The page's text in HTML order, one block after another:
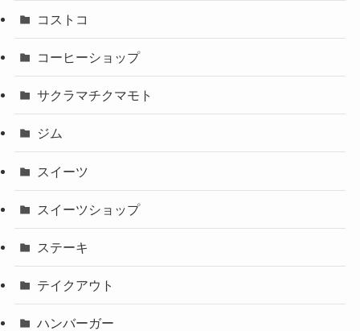
コストコ
コーヒーショップ
サクラマチクマモト
ジム
スイーツ
スイーツショップ
ステーキ
テイクアウト
ハンバーガー